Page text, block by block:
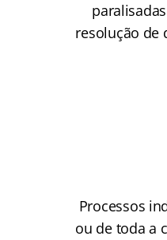
resolução de
Processos
ou de toda a